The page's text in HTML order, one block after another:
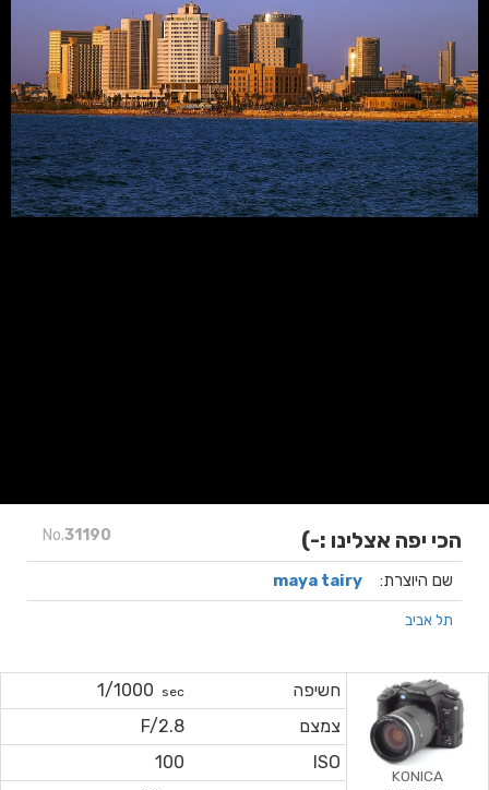
No.31190 הכי יפה אצלינו :-)
שם היוצרת: maya tairy
תל אביב
חשיפה sec
1/1000
צמצם
F/2.8
ISO
100
KONICA